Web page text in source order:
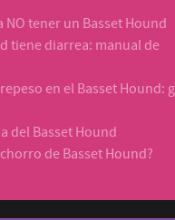
NO tener un Basset Hound
tiene diarrea: manual de
en el Basset Hound:
del Basset Hound
de Basset Hound?